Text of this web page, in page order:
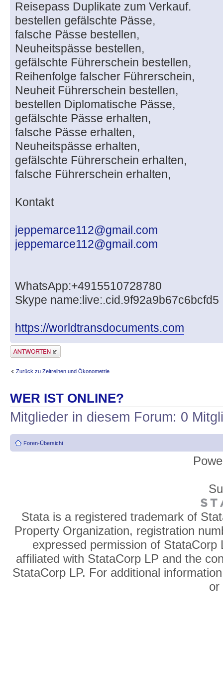
Reisepass Duplikate zum Verkauf.
bestellen gefälschte Pässe,
falsche Pässe bestellen,
Neuheitspässe bestellen,
gefälschte Führerschein bestellen,
Reihenfolge falscher Führerschein,
Neuheit Führerschein bestellen,
bestellen Diplomatische Pässe,
gefälschte Pässe erhalten,
falsche Pässe erhalten,
Neuheitspässe erhalten,
gefälschte Führerschein erhalten,
falsche Führerschein erhalten,
Kontakt
jeppemarce112@gmail.com
jeppemarce112@gmail.com
WhatsApp:+4915510728780
Skype name:live:.cid.9f92a9b67c6bcfd5
https://worldtransdocuments.com
Antwort erstellen
Zurück zu Zeitreihen und Ökonometrie
WER IST ONLINE?
Mitglieder in diesem Forum: 0
Foren-Übersicht
Stata is a registered trademark of
Property Organization, registration
expressed permission of
affiliated with StataCorp LP and the
StataCorp LP. For additional
or